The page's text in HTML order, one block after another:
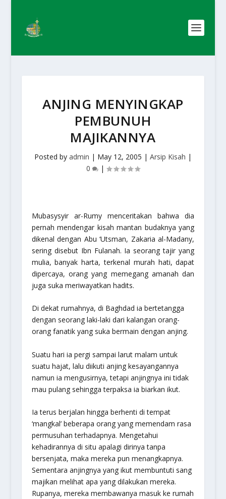
ANJING MENYINGKAP
PEMBUNUH
MAJIKANNYA
Posted by admin | May 12, 2005 | Arsip Kisah |
0
|
Mubasysyir ar-Rumy menceritakan bahwa dia
pernah mendengar kisah mantan budaknya yang
dikenal dengan Abu ‘Utsman, Zakaria al-Madany,
sering disebut Ibn Fulanah. Ia seorang tajir yang
mulia, banyak harta, terkenal murah hati, dapat
dipercaya, orang yang memegang amanah dan
juga suka meriwayatkan hadits.
Di dekat rumahnya, di Baghdad ia bertetangga
dengan seorang laki-laki dari kalangan orang-
orang fanatik yang suka bermain dengan anjing.
Suatu hari ia pergi sampai larut malam untuk
suatu hajat, lalu diikuti anjing kesayangannya
namun ia mengusirnya, tetapi anjingnya ini tidak
mau pulang sehingga terpaksa ia biarkan ikut.
Ia terus berjalan hingga berhenti di tempat
‘mangkal’ beberapa orang yang memendam rasa
permusuhan terhadapnya. Mengetahui
kehadirannya di situ apalagi dirinya tanpa
bersenjata, maka mereka pun menangkapnya.
Sementara anjingnya yang ikut membuntuti sang
majikan melihat apa yang dilakukan mereka.
Rupanya, mereka membawanya masuk ke rumah